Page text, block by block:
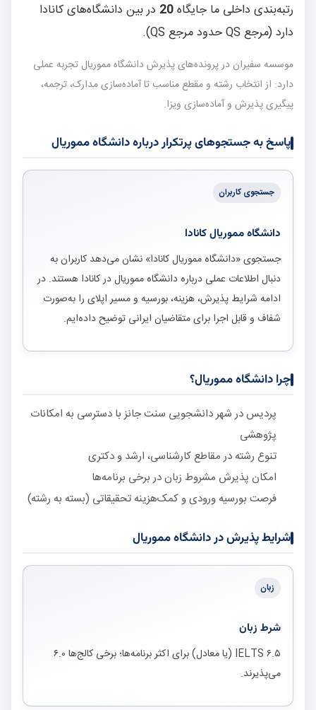
رتبه‌بندی داخلی ما جایگاه20 در بین دانشگاه‌های کانادا
دارد (مرجع QS حدود مرجع QS).
موسسه سفیران در پرونده‌های پذیرش دانشگاه مموریال تجربه عملی
دارد: از انتخاب رشته و مقطع مناسب تا آماده‌سازی مدارک، ترجمه،
پیگیری پذیرش و آماده‌سازی ویزا.
پاسخ به جستجوهای پرتکرار درباره دانشگاه مموریال
جستجوی کاربران
دانشگاه مموریال کانادا
جستجوی «دانشگاه مموریال کانادا» نشان می‌دهد کاربران به
دنبال اطلاعات عملی درباره دانشگاه مموریال در کانادا هستند. در
ادامه شرایط پذیرش، هزینه، بورسیه و مسیر اپلای را به‌صورت
شفاف و قابل اجرا برای متقاضیان ایرانی توضیح داده‌ایم.
چرا دانشگاه مموریال؟
پردیس در شهر دانشجویی سنت جانز با دسترسی به امکانات
پژوهشی
تنوع رشته در مقاطع کارشناسی، ارشد و دکتری
امکان پذیرش مشروط زبان در برخی برنامه‌ها
فرصت بورسیه ورودی و کمک‌هزینه تحقیقاتی (بسته به رشته)
شرایط پذیرش در دانشگاه مموریال
زبان
شرط زبان
IELTS ۶.۵ (یا معادل) برای اکثر برنامه‌ها؛ برخی کالج‌ها ۶.۰
می‌پذیرند.